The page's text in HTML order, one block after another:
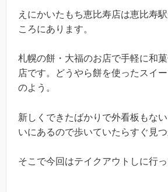
えにかいたもち恵比寿店は恵比寿
ころにあります。
札幌の餅・大福のお店で手軽に和
店です。どうやら餅を使ったスイ
のよう。
新しくできたばかりで外看板もな
いにあるので歩いていたらすぐ見つ
そこで今回はテイクアウトしに行っ